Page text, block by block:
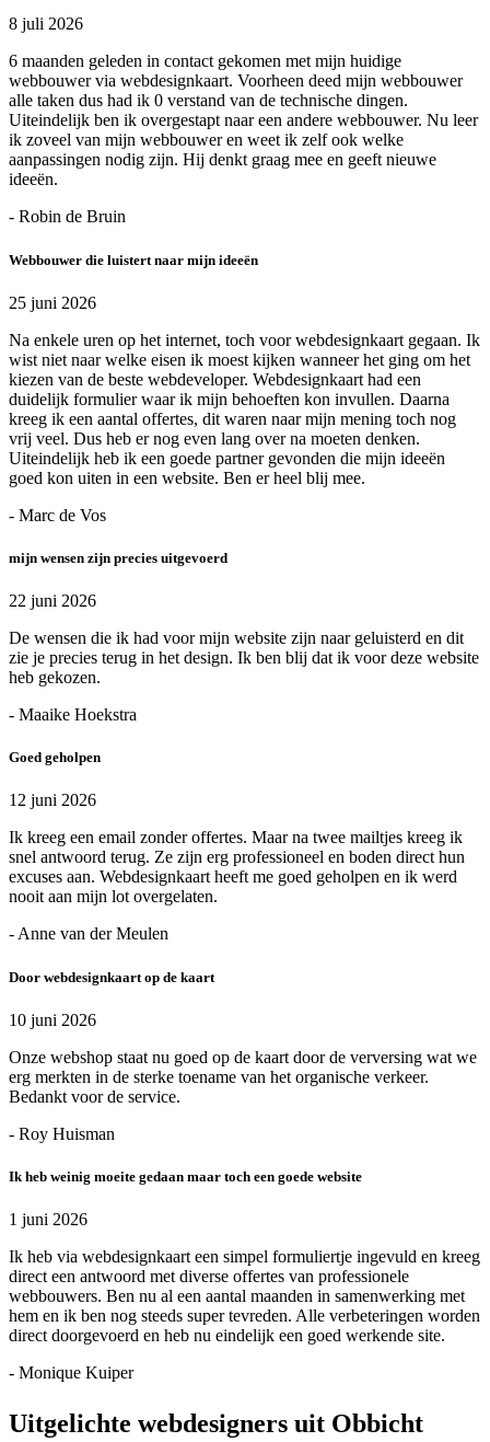
8 juli 2026
6 maanden geleden in contact gekomen met mijn huidige
webbouwer via webdesignkaart. Voorheen deed mijn webbouwer
alle taken dus had ik 0 verstand van de technische dingen.
Uiteindelijk ben ik overgestapt naar een andere webbouwer. Nu leer
ik zoveel van mijn webbouwer en weet ik zelf ook welke
aanpassingen nodig zijn. Hij denkt graag mee en geeft nieuwe
ideeën.
- Robin de Bruin
Webbouwer die luistert naar mijn ideeën
25 juni 2026
Na enkele uren op het internet, toch voor webdesignkaart gegaan. Ik
wist niet naar welke eisen ik moest kijken wanneer het ging om het
kiezen van de beste webdeveloper. Webdesignkaart had een
duidelijk formulier waar ik mijn behoeften kon invullen. Daarna
kreeg ik een aantal offertes, dit waren naar mijn mening toch nog
vrij veel. Dus heb er nog even lang over na moeten denken.
Uiteindelijk heb ik een goede partner gevonden die mijn ideeën
goed kon uiten in een website. Ben er heel blij mee.
- Marc de Vos
mijn wensen zijn precies uitgevoerd
22 juni 2026
De wensen die ik had voor mijn website zijn naar geluisterd en dit
zie je precies terug in het design. Ik ben blij dat ik voor deze website
heb gekozen.
- Maaike Hoekstra
Goed geholpen
12 juni 2026
Ik kreeg een email zonder offertes. Maar na twee mailtjes kreeg ik
snel antwoord terug. Ze zijn erg professioneel en boden direct hun
excuses aan. Webdesignkaart heeft me goed geholpen en ik werd
nooit aan mijn lot overgelaten.
- Anne van der Meulen
Door webdesignkaart op de kaart
10 juni 2026
Onze webshop staat nu goed op de kaart door de verversing wat we
erg merkten in de sterke toename van het organische verkeer.
Bedankt voor de service.
- Roy Huisman
Ik heb weinig moeite gedaan maar toch een goede website
1 juni 2026
Ik heb via webdesignkaart een simpel formuliertje ingevuld en kreeg
direct een antwoord met diverse offertes van professionele
webbouwers. Ben nu al een aantal maanden in samenwerking met
hem en ik ben nog steeds super tevreden. Alle verbeteringen worden
direct doorgevoerd en heb nu eindelijk een goed werkende site.
- Monique Kuiper
Uitgelichte webdesigners uit Obbicht